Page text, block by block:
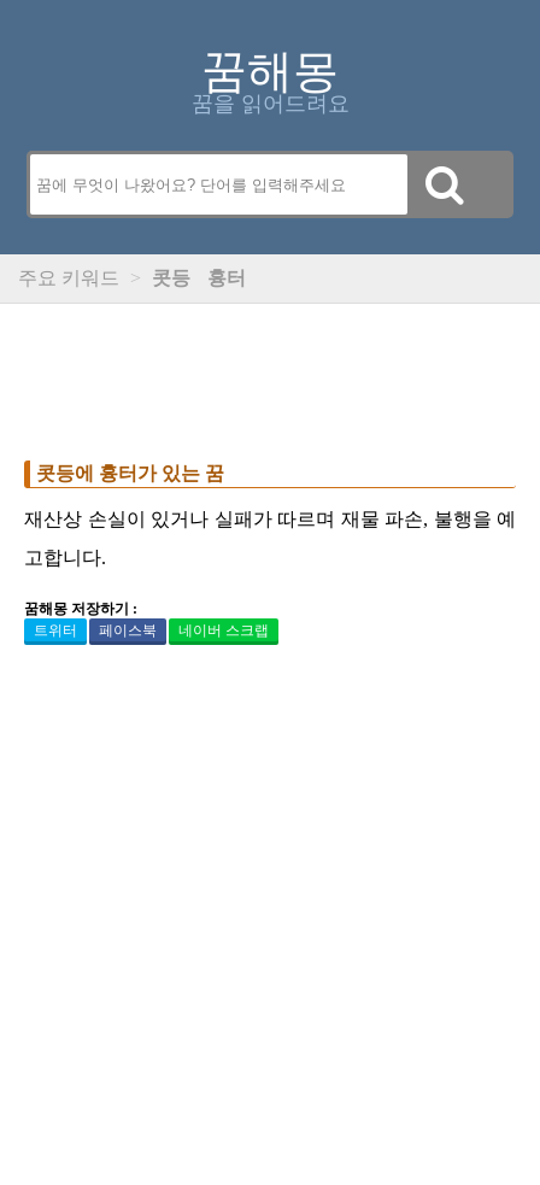
꿈해몽
꿈을 읽어드려요
주요 키워드 > 콧등 흉터
콧등에 흉터가 있는 꿈
재산상 손실이 있거나 실패가 따르며 재물 파손, 불행을 예
고합니다.
꿈해몽 저장하기 :
트위터
페이스북 네이버 스크랩